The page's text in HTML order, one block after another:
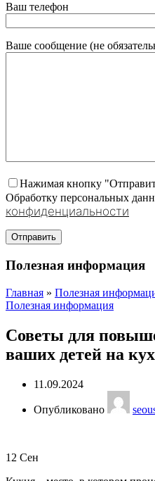
Ваш телефон
Ваше сообщение (не
Нажимая кнопку
Обработку персональных
конфиденциальности
Полезная информация
Главная » Полезная
Полезная информация
Советы для
ваших детей на
11.09.2024
Опубликовано
12 Сен